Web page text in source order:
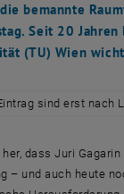
bemannte
Seit 20
(TU) Wien
sind erst nach
dass Juri
– und auch heute